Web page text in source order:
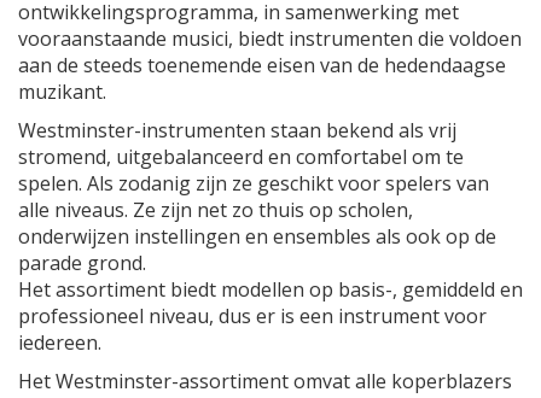
ontwikkelingsprogramma, in samenwerking met
vooraanstaande musici, biedt instrumenten die voldoen
aan de steeds toenemende eisen van de hedendaagse
muzikant.
Westminster-instrumenten staan bekend als vrij
stromend, uitgebalanceerd en comfortabel om te
spelen. Als zodanig zijn ze geschikt voor spelers van
alle niveaus. Ze zijn net zo thuis op scholen,
onderwijzen instellingen en ensembles als ook op de
parade grond.
Het assortiment biedt modellen op basis-, gemiddeld en
professioneel niveau, dus er is een instrument voor
iedereen.
Het Westminster-assortiment omvat alle koperblazers